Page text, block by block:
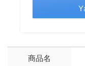
商品名